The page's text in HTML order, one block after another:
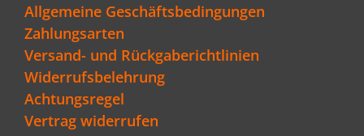
Allgemeine Geschäftsbedingungen
Zahlungsarten
Versand- und Rückgaberichtlinien
Widerrufsbelehrung
Achtungsregel
Vertrag widerrufen